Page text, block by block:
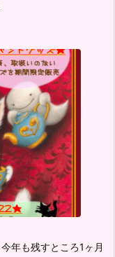
今年も残すところ1ヶ月